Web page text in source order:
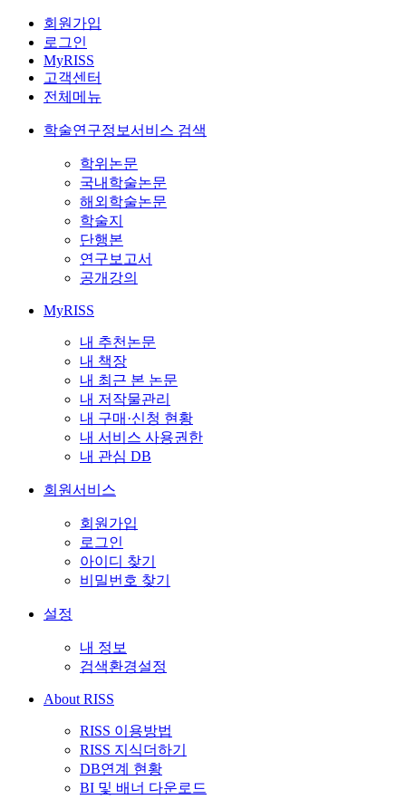
회원가입
로그인
MyRISS
고객센터
전체메뉴
학술연구정보서비스 검색
학위논문
국내학술논문
해외학술논문
학술지
단행본
연구보고서
공개강의
MyRISS
내 추천논문
내 책장
내 최근 본 논문
내 저작물관리
내 구매·신청 현황
내 서비스 사용권한
내 관심 DB
회원서비스
회원가입
로그인
아이디 찾기
비밀번호 찾기
설정
내 정보
검색환경설정
About RISS
RISS 이용방법
RISS 지식더하기
DB연계 현황
BI 및 배너 다운로드